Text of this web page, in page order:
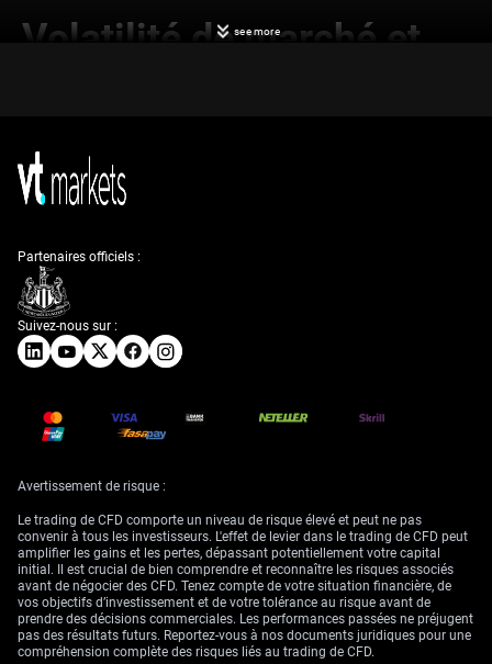
Volatilité de marché et
Le durcissement du ton de la Fed laisse présager une volatilité plus
élevée. Nous constatons que l’indice de volatilité du CBOE (VIX) a déjà
bondi de plus de 30 % pour repasser au-dessus de 17, un signal clair
d’une montée de l’aversion au risque. Notre réponse immédiate consiste
ces sommets.
L’échec de la cassure au-dessus de 52 300 constitue un signal baissier
important, établissant un plafond robuste à court terme. Nous mettons
en place des spreads de vente d’options d’achat (bear call spreads) avec
des prix d’exercice au-dessus de 52 000 afin de tirer parti de cette
nouvelle résistance. Cette stratégie profite à la fois d’une baisse du Dow
et d’une consolidation latérale pendant que le marché digère la nouvelle
Rotation sectorielle,
rendements et impact
sur l’ensemble du
marché
Nous nous repositionnons en réduisant l’exposition aux secteurs de
croissance sensibles aux taux, qui ont porté le marché pendant des
see more
Suivez-nous sur :
Partenaires officiels :
Avertissement de risque :
Le trading de CFD comporte un niveau de risque élevé et peut ne pas
convenir à tous les investisseurs. L'effet de levier dans le trading de CFD peut
amplifier les gains et les pertes, dépassant potentiellement votre capital
initial. Il est crucial de bien comprendre et reconnaître les risques associés
avant de négocier des CFD. Tenez compte de votre situation financière, de
vos objectifs d’investissement et de votre tolérance au risque avant de
prendre des décisions commerciales. Les performances passées ne préjugent
pas des résultats futurs. Reportez-vous à nos documents juridiques pour une
compréhension complète des risques liés au trading de CFD.